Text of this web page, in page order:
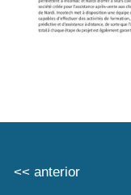
<< anterior